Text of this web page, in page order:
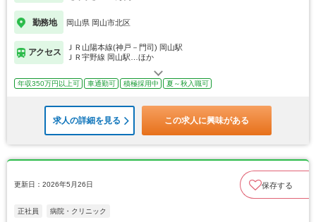
勤務地 岡山県 岡山市北区
アクセス
ＪＲ山陽本線(神戸－門司) 岡山駅
ＪＲ宇野線 岡山駅…ほか
年収350万円以上可 車通勤可 積極採用中 夏～秋入職可
求人の詳細を見る この求人に興味がある
更新日：2026年5月26日 保存する
正社員 病院・クリニック